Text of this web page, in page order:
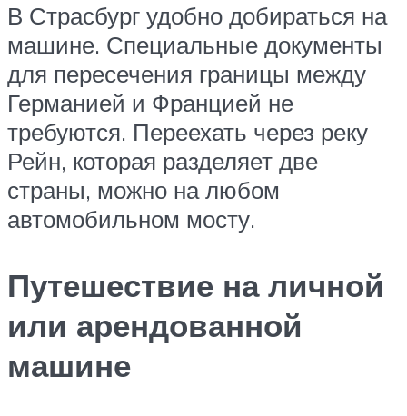
В Страсбург удобно добираться на
машине. Специальные документы
для пересечения границы между
Германией и Францией не
требуются. Переехать через реку
Рейн, которая разделяет две
страны, можно на любом
автомобильном мосту.
Путешествие на личной
или арендованной
машине